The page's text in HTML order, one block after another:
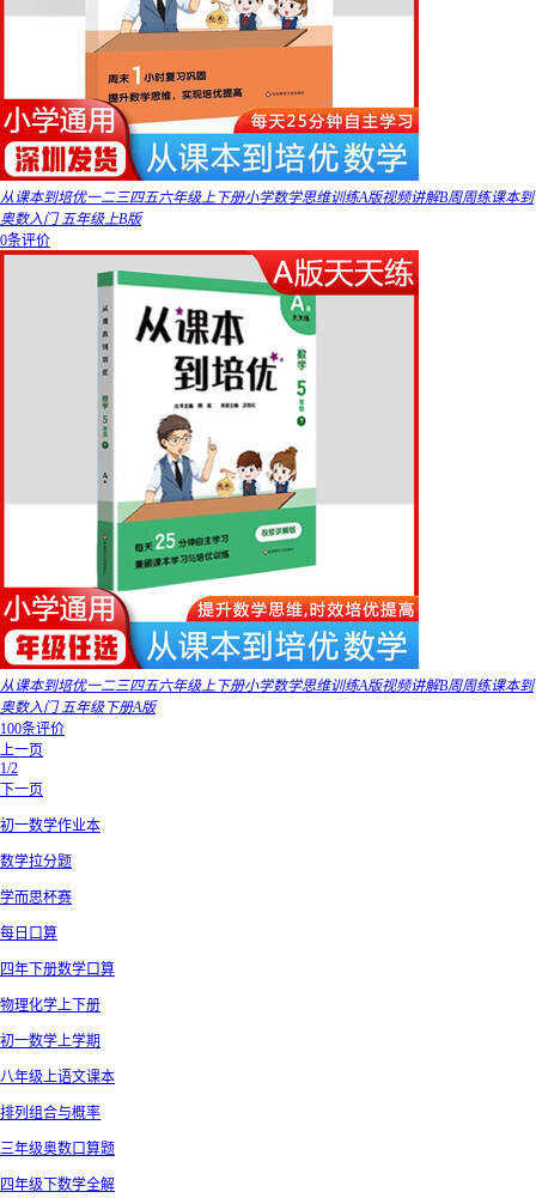
从课本到培优一二三四五六年级上下册小学数学思维训练A版视频讲解B周周练课本到
奥数入门 五年级上B版
0条评价
从课本到培优一二三四五六年级上下册小学数学思维训练A版视频讲解B周周练课本到
奥数入门 五年级下册A版
100条评价
上一页
1/2
下一页
初一数学作业本
数学拉分题
学而思杯赛
每日口算
四年下册数学口算
物理化学上下册
初一数学上学期
八年级上语文课本
排列组合与概率
三年级奥数口算题
四年级下数学全解